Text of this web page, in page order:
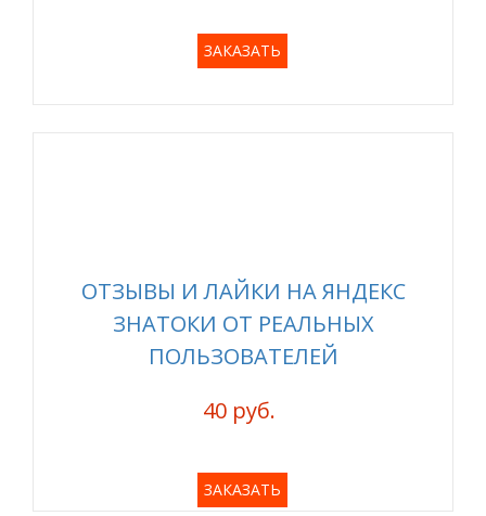
ЗАКАЗАТЬ
ОТЗЫВЫ И ЛАЙКИ НА ЯНДЕКС
ЗНАТОКИ ОТ РЕАЛЬНЫХ
ПОЛЬЗОВАТЕЛЕЙ
40 руб.
ЗАКАЗАТЬ